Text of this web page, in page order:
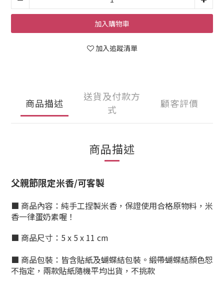
加入購物車
加入追蹤清單
商品描述
送貨及付款方
式
顧客評價
商品描述
父親節限定米香/可客製
■ 商品內容： 純手工捏製米香，保證使用合格原物料，米
香一律蛋奶素喔！
■ 商品尺寸：5 x 5 x 11 cm
■ 商品包裝：皆含貼紙及蝴蝶結包裝。緞帶蝴蝶結顏色恕
不指定，兩款貼紙隨機平均出貨，不挑款